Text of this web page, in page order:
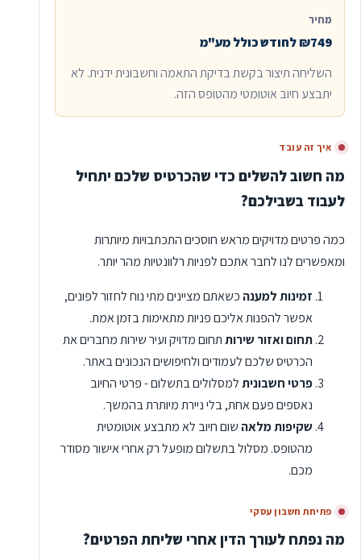
מחיר
₪749 לחודש כולל מע"מ
השליחה תיצור בקשת בדיקת התאמה וחשבונית ידנית. לא
יתבצע חיוב אוטומטי מהטופס הזה.
איך זה עובד
מה חשוב להשלים כדי שהכרטיס שלכם יתחיל
לעבוד בשבילכם?
כמה פרטים מדויקים מראש חוסכים התכתבויות מיותרות
ומאפשרים לנו לחבר אתכם לפניות רלוונטיות מהר יותר.
זמינות למענה כשאתם מציינים מתי נוח לחזור לפונים,
אפשר להפנות אליכם פניות מתאימות בזמן אמת.
תחום ואזור שירותתחום מדויק ועיר שירות מחברים את
הכרטיס שלכם לעמודים ולחיפושים הנכונים באתר.
פרטי חשבוניתלמסלולים בתשלום - פרטי החיוב
נאספים פעם אחת, בלי ניירת מיותרת בהמשך.
שקיפות מלאה שום חיוב לא מתבצע אוטומטית
מהטופס. מסלול בתשלום מופעל רק אחרי אישור מסודר
מכם.
פתיחת חשבון עסקי
מה נפתח לעורך הדין אחרי שליחת הפרטים?